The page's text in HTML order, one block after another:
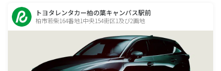
トヨタレンタカー柏の葉キャンパス駅前
柏市若柴164番地1中央154街区1及び2画地